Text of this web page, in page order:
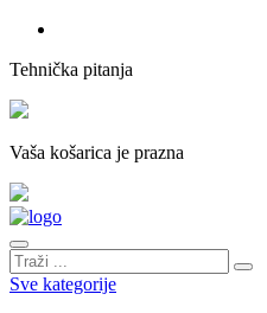
Tehnička pitanja
Vaša košarica je prazna
Sve kategorije